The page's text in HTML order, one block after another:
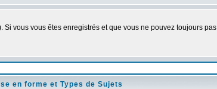
vous vous êtes enregistrés et que vous ne pouvez toujours
en forme et Types de Sujets